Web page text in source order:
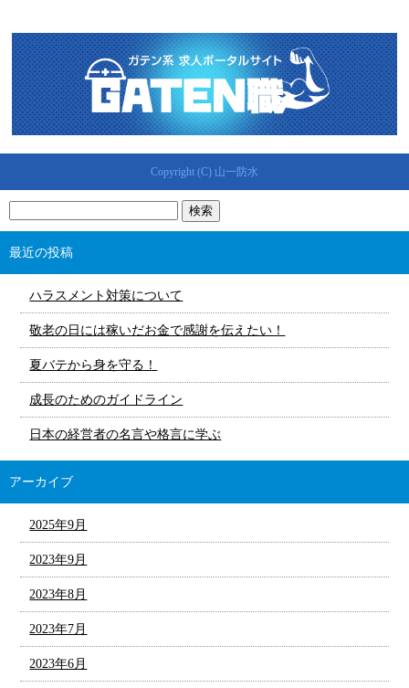
Copyright (C) 山一防水
最近の投稿
ハラスメント対策について
敬老の日には稼いだお金で感謝を伝えたい！
夏バテから身を守る！
成長のためのガイドライン
日本の経営者の名言や格言に学ぶ
アーカイブ
2025年9月
2023年9月
2023年8月
2023年7月
2023年6月